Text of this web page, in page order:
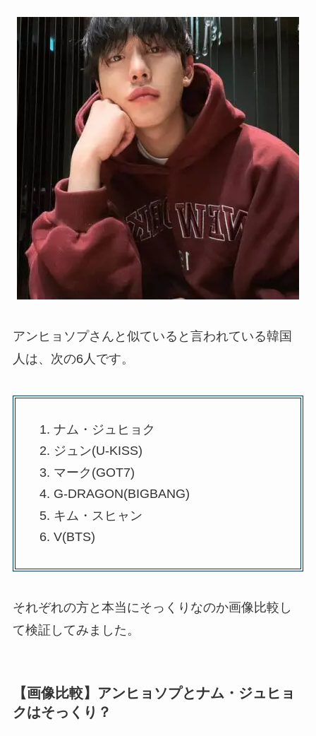
アンヒョソプさんと似ていると言われている韓国
人は、次の6人です。
ナム・ジュヒョク
ジュン(U-KISS)
マーク(GOT7)
G-DRAGON(BIGBANG)
キム・スヒャン
V(BTS)
それぞれの方と本当にそっくりなのか画像比較し
て検証してみました。
【画像比較】アンヒョソプとナム・ジュヒョ
クはそっくり？